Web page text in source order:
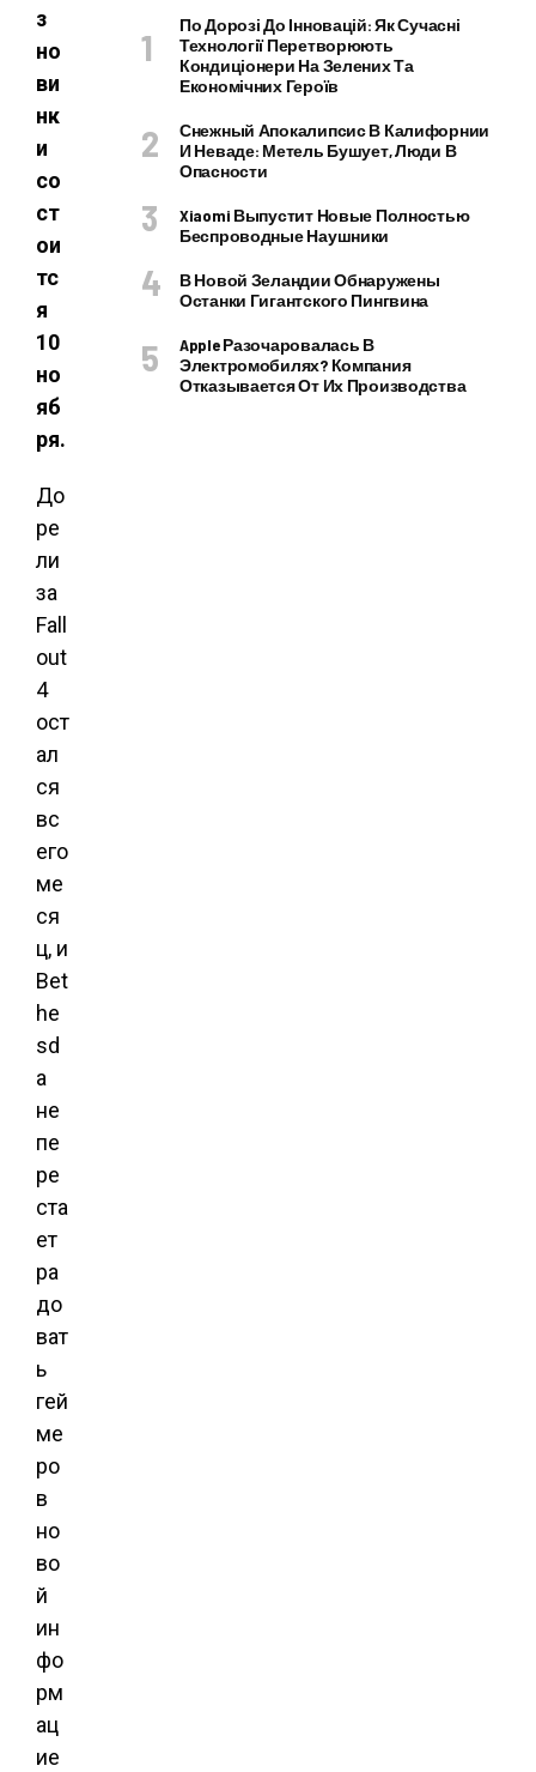
з
но
ви
нк
и
со
ст
ои
тс
я
10
но
яб
ря.
До
ре
ли
за
Fall
out
4
ост
ал
ся
вс
его
ме
ся
ц, и
Bet
he
sd
a
не
пе
ре
ста
ет
ра
до
ват
ь
гей
ме
ро
в
но
во
й
ин
фо
рм
ац
ие
По Дорозі До Інновацій: Як Сучасні
Технології Перетворюють
Кондиціонери На Зелених Та
Економічних Героїв
Снежный Апокалипсис В Калифорнии
И Неваде: Метель Бушует, Люди В
Опасности
Xiaomi Выпустит Новые Полностью
Беспроводные Наушники
В Новой Зеландии Обнаружены
Останки Гигантского Пингвина
Apple Разочаровалась В
Электромобилях? Компания
Отказывается От Их Производства